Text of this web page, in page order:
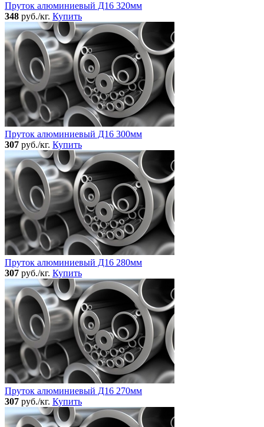
Пруток алюминиевый Д16 320мм
348 руб./кг. Купить
Пруток алюминиевый Д16 300мм
307 руб./кг. Купить
Пруток алюминиевый Д16 280мм
307 руб./кг. Купить
Пруток алюминиевый Д16 270мм
307 руб./кг. Купить